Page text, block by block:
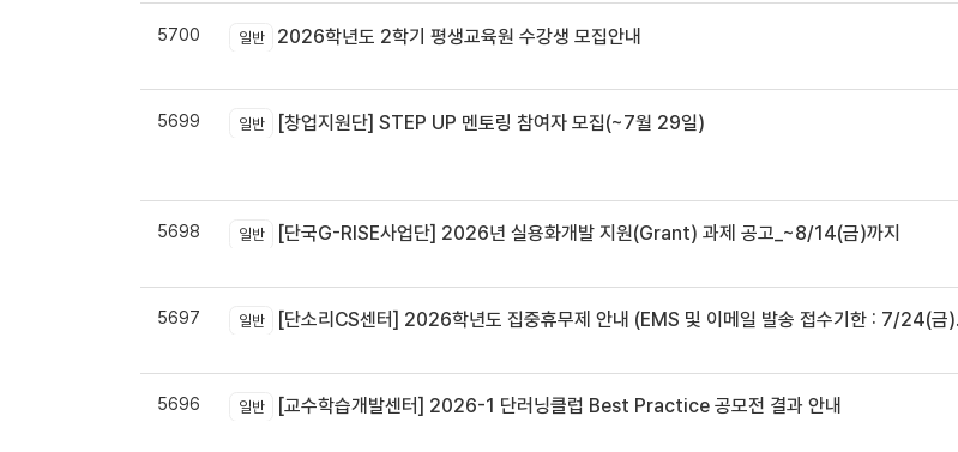
5700 일반 2026학년도 2학기 평생교육원 수강생 모집안내
5699 일반 [창업지원단] STEP UP 멘토링 참여자 모집(~7월 29일)
5698 일반 [단국G-RISE사업단] 2026년 실용화개발 지원(Grant) 과제 공고_~8/14(금)까지
5697 일반 [단소리CS센터] 2026학년도 집중휴무제 안내 (EMS 및 이메일 발송 접수기한 : 7/24(금) 오후 12시까지)
5696 일반 [교수학습개발센터] 2026-1 단러닝클럽 Best Practice 공모전 결과 안내